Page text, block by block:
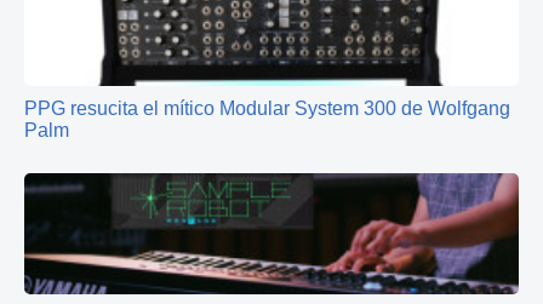
PPG resucita el mítico Modular System 300 de Wolfgang
Palm